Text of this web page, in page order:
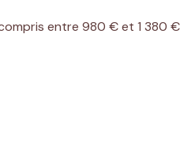
entre 980 € et 1 380 €